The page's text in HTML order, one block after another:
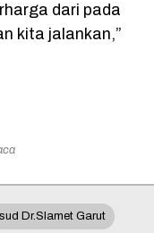
dari pada
kita jalankan,”
Dr.slamet Garut